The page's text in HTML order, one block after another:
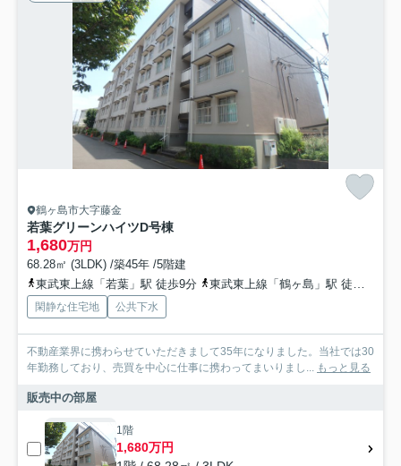
鶴ヶ島市大字藤金
若葉グリーンハイツD号棟
1,680万円
68.28㎡ (3LDK) /築45年 /5階建
東武東上線「若葉」駅 徒歩9分
東武東上線「鶴ヶ島」駅 徒歩26分
閑静な住宅地 公共下水
不動産業界に携わらせていただきまして35年になりました。当社では30
年勤務しており、売買を中心に仕事に携わってまいりまし... もっと見る
販売中の部屋
1階
1,680万円